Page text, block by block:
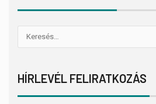
HÍRLEVÉL FELIRATKOZÁS